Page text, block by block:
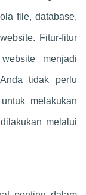
file, database,
Fitur-fitur
menjadi
tidak perlu
melakukan
melalui